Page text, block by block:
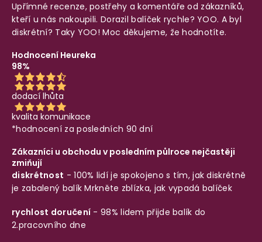
Upřímné recenze, postřehy a komentáře od zákazníků,
kteří u nás nakoupili. Dorazil balíček rychle? YOO. A byl
diskrétní? Taky YOO! Moc děkujeme, že hodnotíte.
Hodnocení Heureka
98%
dodací lhůta
kvalita komunikace
*hodnocení za posledních 90 dní
Zákazníci u obchodu v posledním půlroce nejčastěji
zmiňují
diskrétnost - 100% lidí je spokojeno s tím, jak diskrétně
je zabalený balíkMrkněte zblízka, jak vypadá balíček
rychlost doručení - 98% lidem přijde balík do
2.pracovního dne